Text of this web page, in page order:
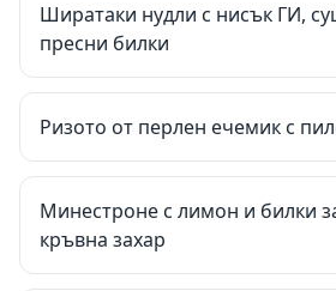
Ширатаки нудли с нисък ГИ,
пресни билки
Ризото от перлен ечемик с
Минестроне с лимон и билки
кръвна захар